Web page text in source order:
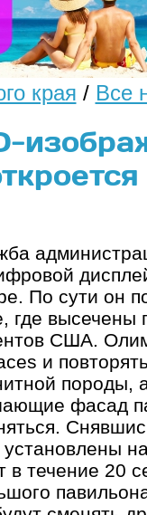
края / Все
По сути он
высечены
США.
и
породы,
фасад
в течение 20